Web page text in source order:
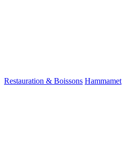
Restauration & Boissons Hammamet